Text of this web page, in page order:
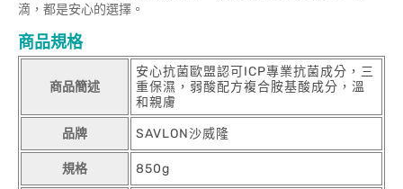
滴，都是安心的選擇。
商品規格
商品簡述
安心抗菌歐盟認可ICP專業抗菌成分，三
重保濕，弱酸配方複合胺基酸成分，溫
和親膚
品牌 SAVLON沙威隆
規格 850g